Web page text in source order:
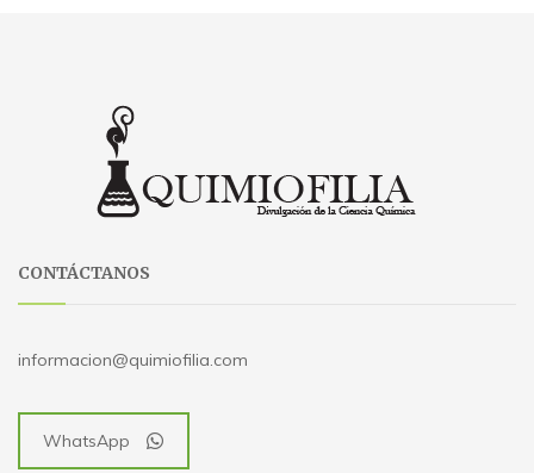
CONTÁCTANOS
informacion@quimiofilia.com
WhatsApp